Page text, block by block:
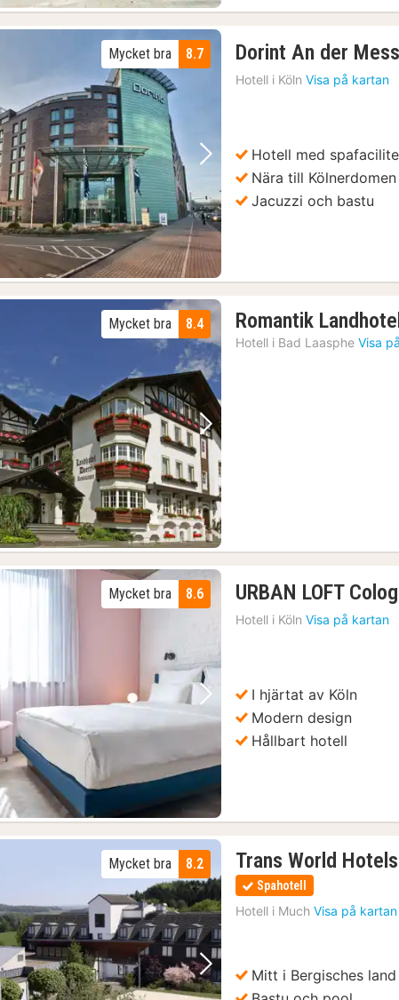
Föregående bild Nästa bild
8.7
Mycket bra Dorint An der
Hotell i Köln Visa på kartan
Hotell med
Nära till Kölnerdomen
Jacuzzi och bastu
Föregående bild Nästa bild
8.4
Mycket bra Romantik
Hotell i Bad Laasphe Visa
Föregående bild Nästa bild
8.6
Mycket bra URBAN LOFT
Hotell i Köln Visa på kartan
I hjärtat av Köln
Modern design
Hållbart hotell
Föregående bild Nästa bild
8.2
Mycket bra Trans World
Spahotell
Hotell i Much Visa på kartan
Mitt i Bergisches land